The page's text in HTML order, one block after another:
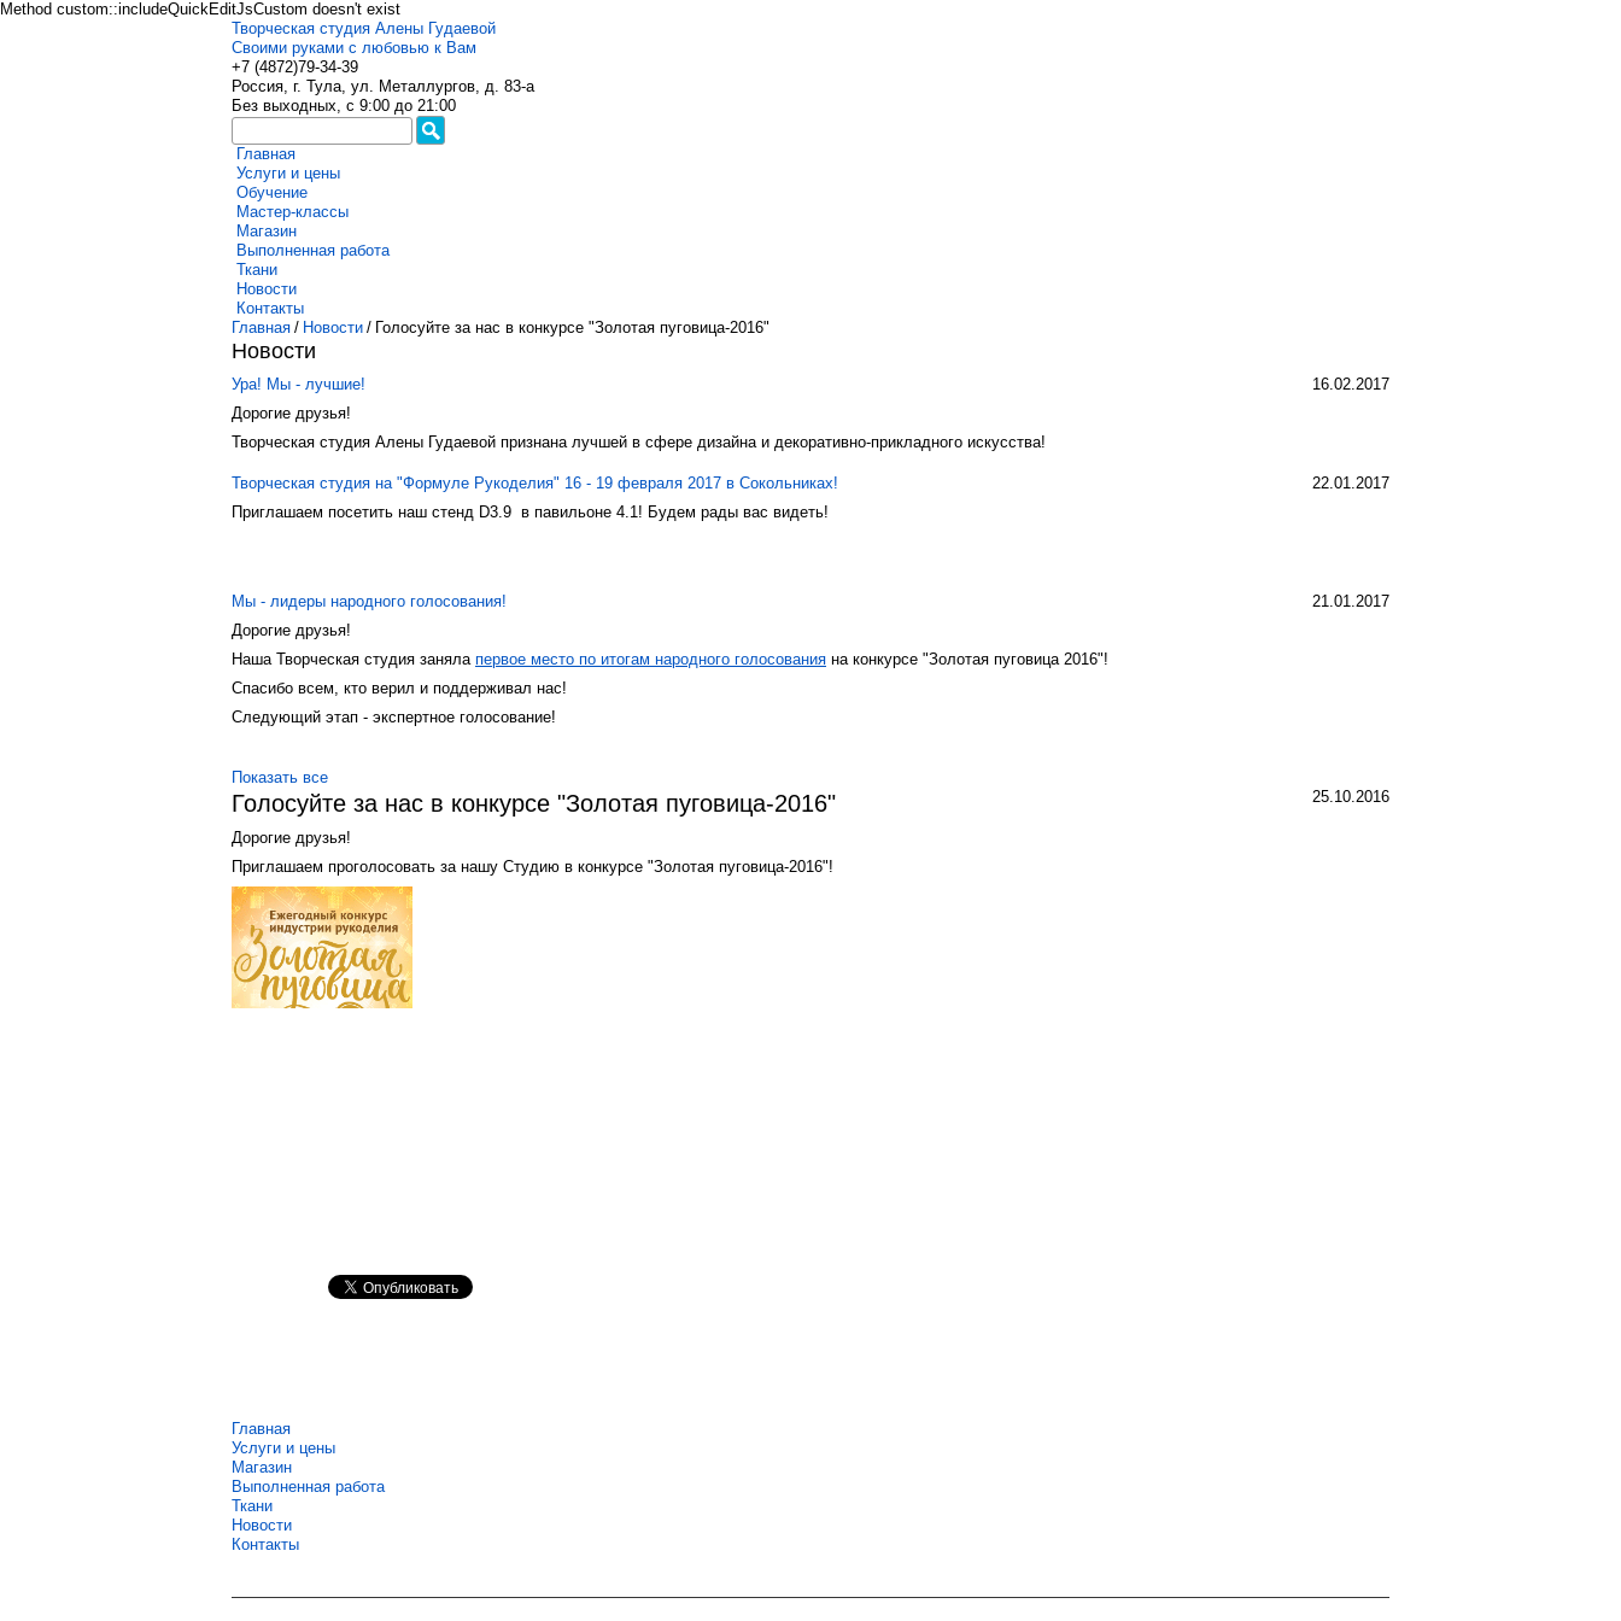
Method custom::includeQuickEditJsCustom doesn't exist
Творческая студия Алены Гудаевой
Своими руками с любовью к Вам
+7 (4872)79-34-39
Россия, г. Тула, ул. Металлургов, д. 83-а
Без выходных, с 9:00 до 21:00
Главная
Услуги и цены
Обучение
Мастер-классы
Магазин
Выполненная работа
Ткани
Новости
Контакты
Главная / Новости / Голосуйте за нас в конкурсе "Золотая пуговица-2016"
Новости
16.02.2017
Ура! Мы - лучшие!
Дорогие друзья!
Творческая студия Алены Гудаевой признана лучшей в сфере дизайна и декоративно-прикладного искусства!
22.01.2017
Творческая студия на "Формуле Рукоделия" 16 - 19 февраля 2017 в Сокольниках!
Приглашаем посетить наш стенд D3.9 в павильоне 4.1! Будем рады вас видеть!
21.01.2017
Мы - лидеры народного голосования!
Дорогие друзья!
Наша Творческая студия заняла первое место по итогам народного голосования на конкурсе "Золотая пуговица 2016"!
Спасибо всем, кто верил и поддерживал нас!
Следующий этап - экспертное голосование!
Показать все
25.10.2016
Голосуйте за нас в конкурсе "Золотая пуговица-2016"
Дорогие друзья!
Приглашаем проголосовать за нашу Студию в конкурсе "Золотая пуговица-2016"!
Главная
Услуги и цены
Магазин
Выполненная работа
Ткани
Новости
Контакты